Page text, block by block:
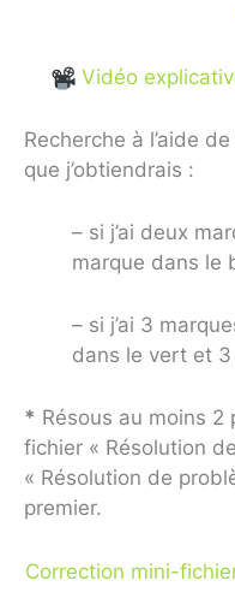
Vidéo
Recherche à l’aide
que j’obtiendrais :
– si j’ai deux
marque dans le
– si j’ai 3
dans le vert et
* Résous au moins
fichier « Résolution
« Résolution de
premier.
Correction mini-